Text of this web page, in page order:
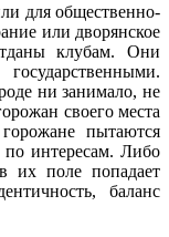
для общественно-
или дворянское
клубам. Они
ни занимало, не
своего места
пытаются
по интересам. Либо
их поле попадает
баланс